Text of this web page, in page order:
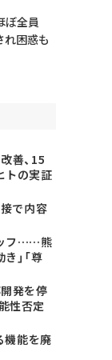
ぼ全員
困惑も
善、15
トの実証
で内容
フ……熊
」「尊
発を停
性否定
機能を廃